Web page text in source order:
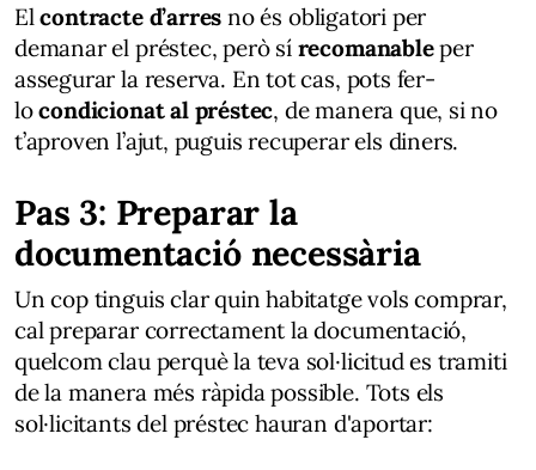
Elcontracte d’arresno és obligatori per
demanar el préstec, però sí recomanableper
assegurar la reserva. En tot cas, pots fer-
locondicionat al préstec, de manera que, si no
t’aproven l’ajut, puguis recuperar els diners.
Pas 3: Preparar la
documentació necessària
Un cop tinguis clar quin habitatge vols comprar,
cal preparar correctament la documentació,
quelcom clau perquè la teva sol·licitud es tramiti
de la manera més ràpida possible. Tots els
sol·licitants del préstec hauran d'aportar: